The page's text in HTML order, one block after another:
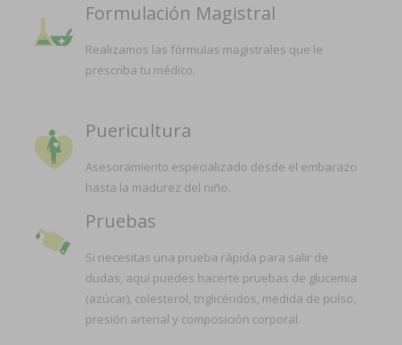
Formulación Magistral
Realizamos las fórmulas magistrales que le
prescriba tu médico.
Puericultura
Asesoramiento especializado desde el embarazo
hasta la madurez del niño.
Pruebas
Si necesitas una prueba rápida para salir de
dudas, aquí puedes hacerte pruebas de glucemia
(azúcar), colesterol, triglicéridos, medida de pulso,
presión arterial y composición corporal.